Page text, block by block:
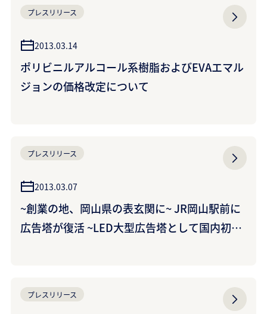
プレスリリース
2013.03.14
ポリビニルアルコール系樹脂およびEVAエマル
ジョンの価格改定について
プレスリリース
2013.03.07
~創業の地、岡山県の表玄関に~ JR岡山駅前に
広告塔が復活 ~LED大型広告塔として国内初の
プレスリリース